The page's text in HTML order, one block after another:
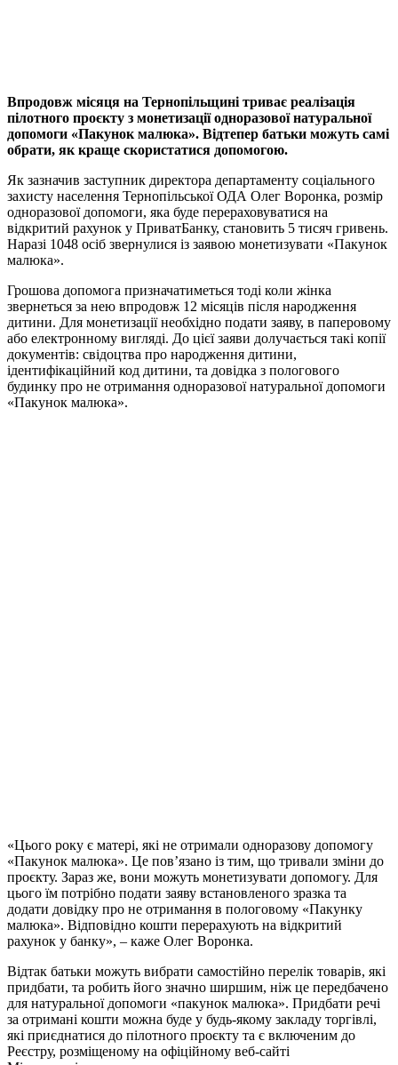
Впродовж місяця на Тернопільщині триває реалізація
пілотного проєкту з монетизації одноразової натуральної
допомоги «Пакунок малюка». Відтепер батьки можуть самі
обрати, як краще скористатися допомогою.
Як зазначив заступник директора департаменту соціального
захисту населення Тернопільської ОДА Олег Воронка, розмір
одноразової допомоги, яка буде перераховуватися на
відкритий рахунок у ПриватБанку, становить 5 тисяч гривень.
Наразі 1048 осіб звернулися із заявою монетизувати «Пакунок
малюка».
Грошова допомога призначатиметься тоді коли жінка
звернеться за нею впродовж 12 місяців після народження
дитини. Для монетизації необхідно подати заяву, в паперовому
або електронному вигляді. До цієї заяви долучається такі копії
документів: свідоцтва про народження дитини,
ідентифікаційний код дитини, та довідка з пологового
будинку про не отримання одноразової натуральної допомоги
«Пакунок малюка».
«Цього року є матері, які не отримали одноразову допомогу
«Пакунок малюка». Це пов’язано із тим, що тривали зміни до
проєкту. Зараз же, вони можуть монетизувати допомогу. Для
цього їм потрібно подати заяву встановленого зразка та
додати довідку про не отримання в пологовому «Пакунку
малюка». Відповідно кошти перерахують на відкритий
рахунок у банку», – каже Олег Воронка.
Відтак батьки можуть вибрати самостійно перелік товарів, які
придбати, та робить його значно ширшим, ніж це передбачено
для натуральної допомоги «пакунок малюка». Придбати речі
за отримані кошти можна буде у будь-якому закладу торгівлі,
які приєднатися до пілотного проєкту та є включеним до
Реєстру, розміщеному на офіційному веб-сайті